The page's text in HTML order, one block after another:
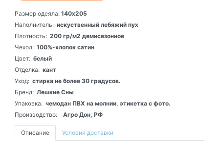
Размер одеяла: 140х205
Наполнитель: искуственный лебяжий пух
Плотность: 200 гр/м2 демисезонное
Чехол: 100%-хлопок сатин
Цвет: белый
Отделка: кант
Уход: стирка не более 30 градусов.
Бренд: Лешкие Сны
Упаковка: чемодан ПВХ на молнии, этикетка с фото.
Производство:
Агро Дон, РФ
Описание Условия доставки